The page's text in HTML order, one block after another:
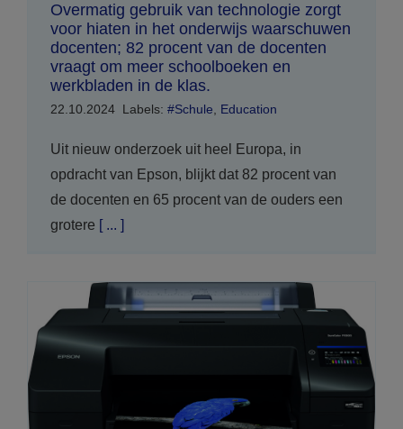
Overmatig gebruik van technologie zorgt
voor hiaten in het onderwijs waarschuwen
docenten; 82 procent van de docenten
vraagt om meer schoolboeken en
werkbladen in de klas.
22.10.2024 Labels: #Schule, Education
Uit nieuw onderzoek uit heel Europa, in
opdracht van Epson, blijkt dat 82 procent van
de docenten en 65 procent van de ouders een
grotere [ ... ]